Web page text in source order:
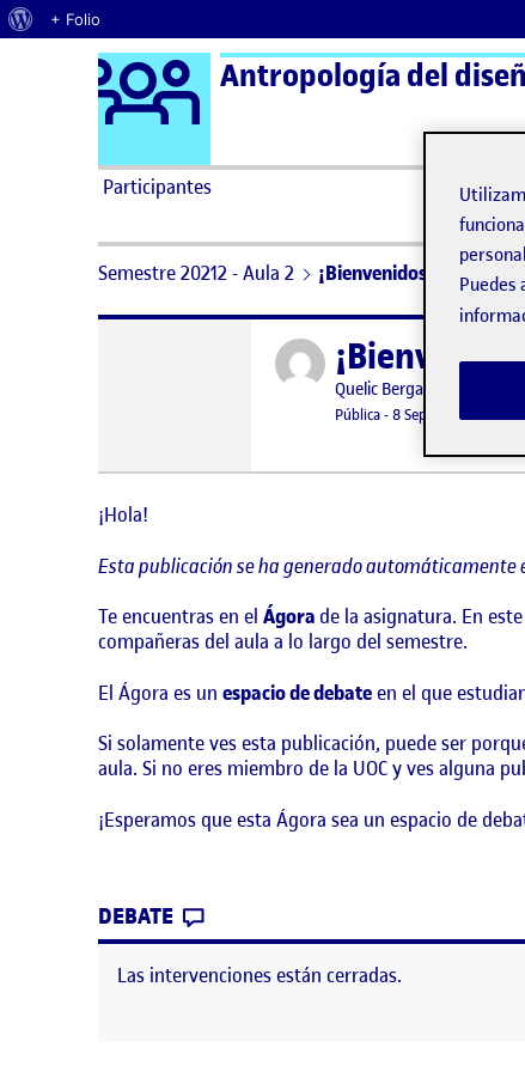
Acerca de WordPress
+ Folio
Saltar al contenido Logo Ágora
Antropología del
Participantes
Semestre 20212 - Aula 2 ¡Bienvenidos y
Publicado por
Publicado por
Quelic Berga Carreras
Visibilidad:
Pública-Fecha de publicación
8 Sep 2021 9
¡Hola!
Esta publicación se ha generado automáticamente
Te encuentras en el Ágora de la asignatura. En
compañeras del aula a lo largo del semestre.
El Ágora es un espacio de debateen el que
Si solamente ves esta publicación, puede ser
aula. Si no eres miembro de la UOC y ves alguna
¡Esperamos que esta Ágora sea un espacio de
DEBATE
Las intervenciones están cerradas.
Puedes